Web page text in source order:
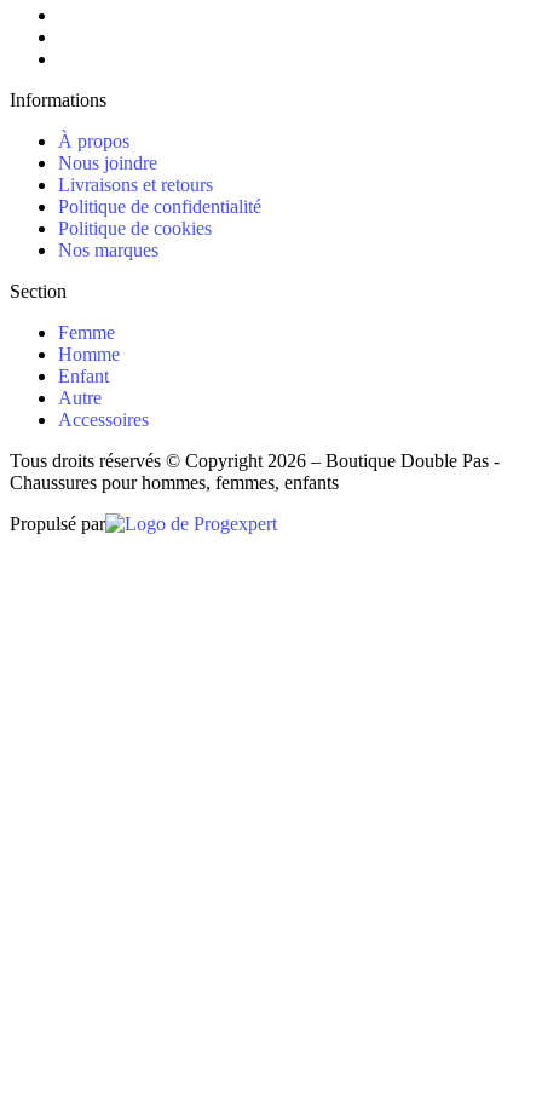
Informations
À propos
Nous joindre
Livraisons et retours
Politique de confidentialité
Politique de cookies
Nos marques
Section
Femme
Homme
Enfant
Autre
Accessoires
Tous droits réservés © Copyright 2026 – Boutique Double Pas -
Chaussures pour hommes, femmes, enfants
Propulsé par